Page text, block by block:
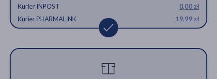
Kurier INPOST
0,00 zł
Kurier PHARMALINK
19,99 zł